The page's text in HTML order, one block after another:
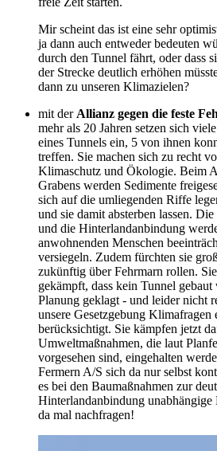
Mir scheint das ist eine sehr
ja dann auch entweder bedeuten
durch den Tunnel fährt, oder dass
der Strecke deutlich erhöhen
dann zu unseren Klimazielen?
mit der Allianz gegen die feste
mehr als 20 Jahren setzen sich
eines Tunnels ein, 5 von ihnen
treffen. Sie machen sich zu recht
Klimaschutz und Ökologie. Beim
Grabens werden Sedimente
sich auf die umliegenden Riffe
und sie damit absterben lassen.
und die Hinterlandanbindung
anwohnenden Menschen
versiegeln. Zudem fürchten sie
zukünftig über Fehrmarn rollen.
gekämpft, dass kein Tunnel
Planung geklagt - und leider nicht
unsere Gesetzgebung Klimafragen
berücksichtigt. Sie kämpfen jetzt
Umweltmaßnahmen, die laut
vorgesehen sind, eingehalten
Fermern A/S sich da nur selbst
es bei den Baumaßnahmen zur
Hinterlandanbindung
da mal nachfragen!